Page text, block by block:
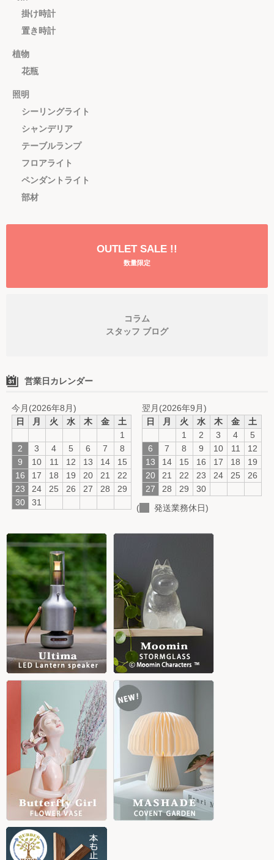
掛け時計
置き時計
植物
花瓶
照明
シーリングライト
シャンデリア
テーブルランプ
フロアライト
ペンダントライト
部材
OUTLET SALE !!
数量限定
コラム
スタッフ ブログ
営業日カレンダー
今月(2026年8月)
日
月 火 水 木 金
土
1
2
3 4 5 6 7
8
9
10 11 12 13 14
15
16
17 18 19 20 21
22
23
24 25 26 27 28
29
30
31
翌月(2026年9月)
日
月 火 水 木 金
土
1
2 3 4
5
6
7 8 9 10 11
12
13
14 15 16 17 18
19
20
21 22 23 24 25
26
27
28 29
30
(
発送業務休日)